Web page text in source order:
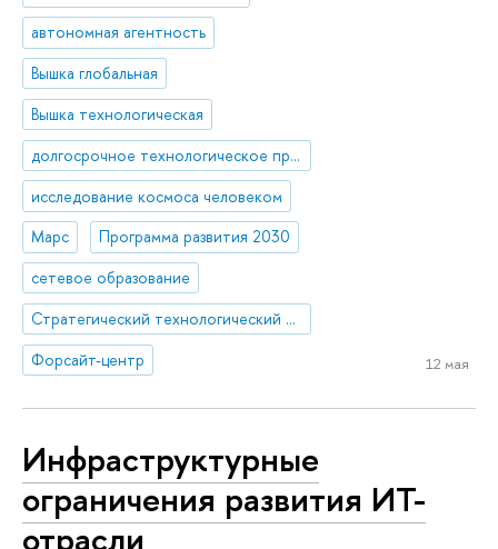
автономная агентность
Вышка глобальная
Вышка технологическая
долгосрочное технологическое прогнозирование, форсайт
исследование космоса человеком
Марс
Программа развития 2030
сетевое образование
Стратегический технологический проект «Национальный центр социально-экономического и научно-технологического прогнозирования»
Форсайт-центр
12 мая
Инфраструктурные
ограничения развития ИТ-
отрасли